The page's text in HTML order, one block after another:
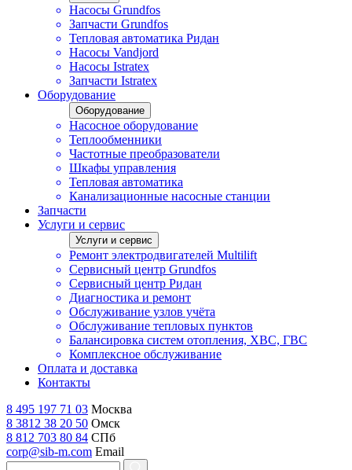
Насосы Grundfos
Запчасти Grundfos
Тепловая автоматика Ридан
Насосы Vandjord
Насосы Istratex
Запчасти Istratex
Оборудование
Оборудование
Насосное оборудование
Теплообменники
Частотные преобразователи
Шкафы управления
Тепловая автоматика
Канализационные насосные станции
Запчасти
Услуги и сервис
Услуги и сервис
Ремонт электродвигателей Multilift
Сервисный центр Grundfos
Сервисный центр Ридан
Диагностика и ремонт
Обслуживание узлов учёта
Обслуживание тепловых пунктов
Балансировка систем отопления, ХВС, ГВС
Комплексное обслуживание
Оплата и доставка
Контакты
8 495 197 71 03 Москва
8 3812 38 20 50 Омск
8 812 703 80 84 СПб
corp@sib-m.com Email